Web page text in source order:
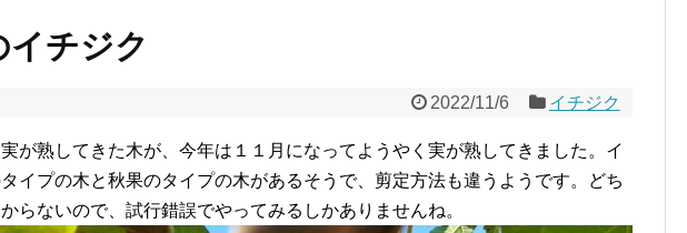
イチジク
2022/11/6 イチジク
が熟してきた木が、今年は１１月になってようやく実が熟してきました。イ
イプの木と秋果のタイプの木があるそうで、剪定方法も違うようです。どち
らないので、試行錯誤でやってみるしかありませんね。